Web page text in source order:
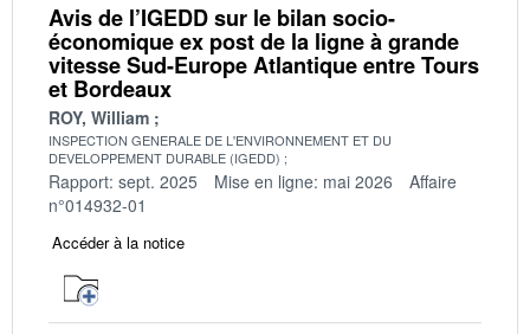
Avis de l’IGEDD sur le bilan socio-
économique ex post de la ligne à grande
vitesse Sud-Europe Atlantique entre Tours
et Bordeaux
ROY, William
INSPECTION GENERALE DE L'ENVIRONNEMENT ET DU
DEVELOPPEMENT DURABLE (IGEDD)
Rapport: sept. 2025 Mise en ligne: mai 2026
Affaire
n°014932-01
Accéder à la notice